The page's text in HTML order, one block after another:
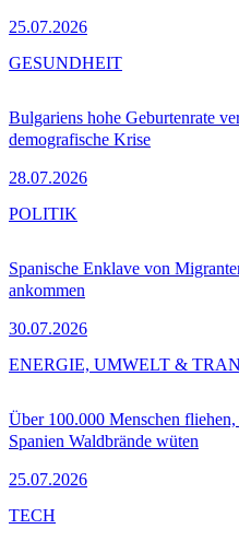
25.07.2026
Bulgariens hohe Geburtenrate
demografische Krise
28.07.2026
GESUNDHEIT
Spanische Enklave von
ankommen
30.07.2026
POLITIK
Über 100.000 Menschen
Spanien Waldbrände wüten
25.07.2026
ENERGIE, UMWELT &
TECH